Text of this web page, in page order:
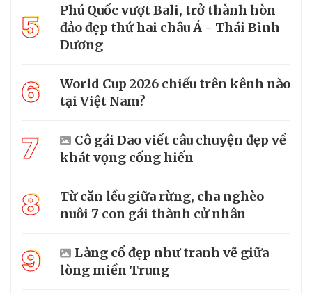
5
Phú Quốc vượt Bali, trở thành hòn
đảo đẹp thứ hai châu Á - Thái Bình
Dương
6
World Cup 2026 chiếu trên kênh nào
tại Việt Nam?
7
Cô gái Dao viết câu chuyện đẹp về
khát vọng cống hiến
8
Từ căn lều giữa rừng, cha nghèo
nuôi 7 con gái thành cử nhân
9
Làng cổ đẹp như tranh vẽ giữa
lòng miền Trung